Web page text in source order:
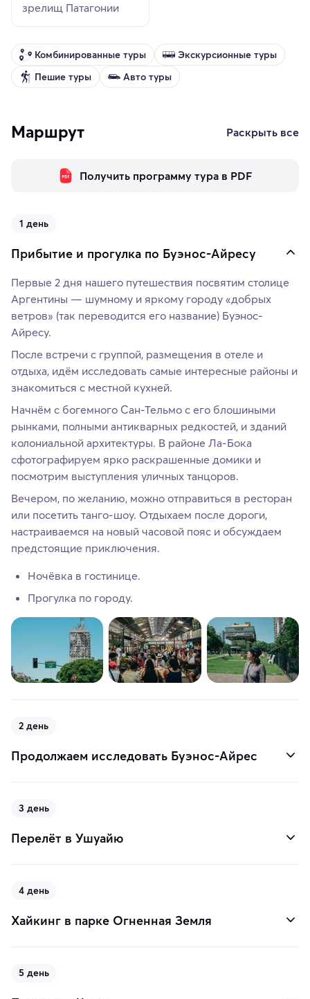
зрелищ Патагонии
Комбинированные туры
Экскурсионные туры
Пешие туры
Авто туры
Маршрут Раскрыть все
Получить программу тура в PDF
1 день
Прибытие и прогулка по Буэнос-Айресу
Первые 2 дня нашего путешествия посвятим столице
Аргентины — шумному и яркому городу «добрых
ветров» (так переводится его название) Буэнос-
Айресу.
После встречи с группой, размещения в отеле и
отдыха, идём исследовать самые интересные районы и
знакомиться с местной кухней.
Начнём с богемного Сан-Тельмо с его блошиными
рынками, полными антикварных редкостей, и зданий
колониальной архитектуры. В районе Ла-Бока
сфотографируем ярко раскрашенные домики и
посмотрим выступления уличных танцоров.
Вечером, по желанию, можно отправиться в ресторан
или посетить танго-шоу. Отдыхаем после дороги,
настраиваемся на новый часовой пояс и обсуждаем
предстоящие приключения.
Ночёвка в гостинице.
Прогулка по городу.
2 день
Продолжаем исследовать Буэнос-Айрес
3 день
Перелёт в Ушуайю
4 день
Хайкинг в парке Огненная Земля
5 день